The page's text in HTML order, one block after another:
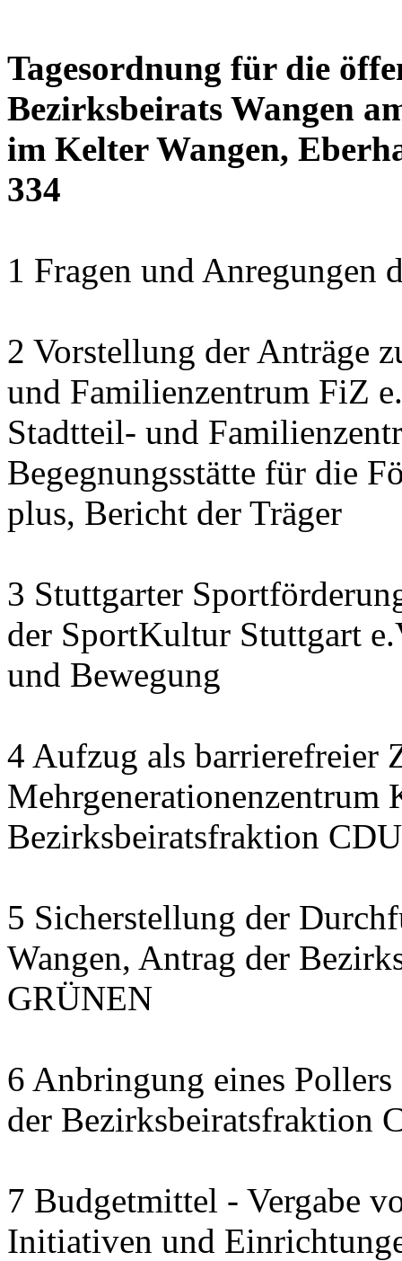
Tagesordnung für die
Bezirksbeirats Wangen
im Kelter Wangen,
334
1 Fragen und Anregungen
2 Vorstellung der Anträge
und Familienzentrum FiZ
Stadtteil- und
Begegnungsstätte für die
plus, Bericht der Träger
3 Stuttgarter
der SportKultur Stuttgart
und Bewegung
4 Aufzug als barrierefreier
Mehrgenerationenzentrum
Bezirksbeiratsfraktion CDU
5 Sicherstellung der
Wangen, Antrag der
GRÜNEN
6 Anbringung eines
der Bezirksbeiratsfraktion
7 Budgetmittel - Vergabe
Initiativen und